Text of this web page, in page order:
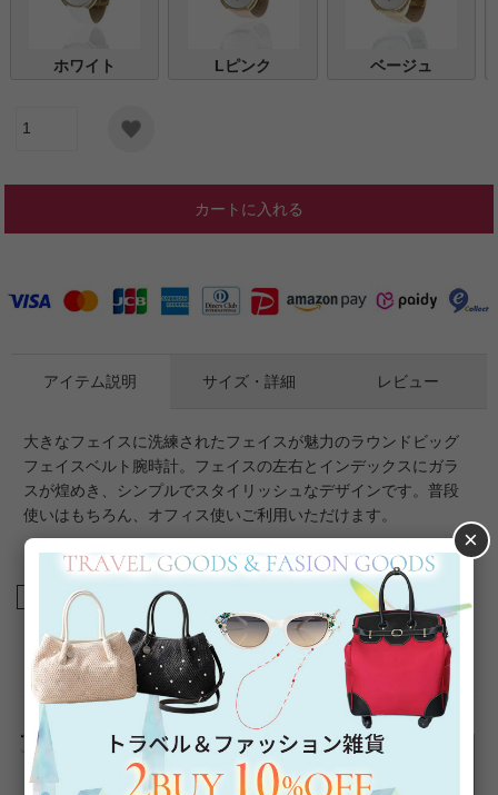
ホワイト Lピンク ベージュ
カートに入れる
アイテム説明
大きなフェイスに洗練されたフェイスが魅力のラウンドビッグ
フェイスベルト腕時計。フェイスの左右とインデックスにガラ
スが煌めき、シンプルでスタイリッシュなデザインです。普段
使いはもちろん、オフィス使いご利用いただけます。
サイズ・詳細 レビュー
商品番号 9230019
返品について
×